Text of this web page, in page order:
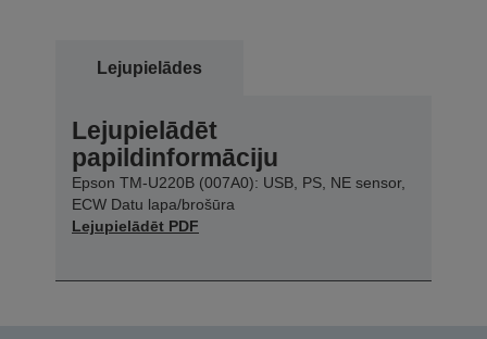
Lejupielādes
Lejupielādēt
papildinformāciju
Epson TM-U220B (007A0): USB, PS, NE sensor,
ECW Datu lapa/brošūra
Lejupielādēt PDF